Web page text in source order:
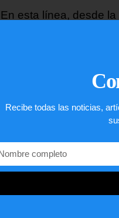
En esta línea, desde
estabilidad
Japón ha aplaudido
Por último, las
reafirmando su
completa» del país.
Esta reunión,
Recibe todas las noticias,